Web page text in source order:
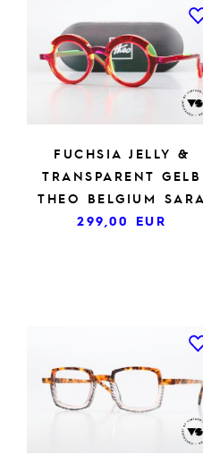
FUCHSIA JELLY &
TRANSPARENT GELB
THEO BELGIUM SARA
299,00 EUR